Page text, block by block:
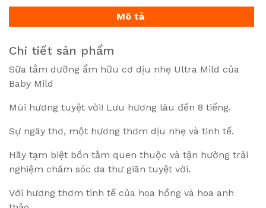
Mô tả
Chi tiết sản phẩm
Sữa tắm dưỡng ẩm hữu cơ dịu nhẹ Ultra Mild của
Baby Mild
Mùi hương tuyệt vời! Lưu hương lâu đến 8 tiếng.
Sự ngây thơ, một hương thơm dịu nhẹ và tinh tế.
Hãy tạm biệt bồn tắm quen thuộc và tận hưởng trải
nghiệm chăm sóc da thư giãn tuyệt vời.
Với hương thơm tinh tế của hoa hồng và hoa anh